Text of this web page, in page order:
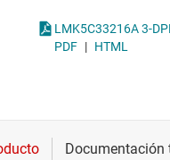
Controladores para motores
PDF | HTML